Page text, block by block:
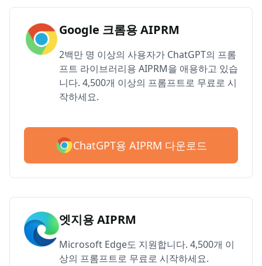
Google 크롬용 AIPRM
2백만 명 이상의 사용자가 ChatGPT의 프롬
프트 라이브러리용 AIPRM을 애용하고 있습
니다. 4,500개 이상의 프롬프트로 무료로 시
작하세요.
ChatGPT용 AIPRM 다운로드
엣지용 AIPRM
Microsoft Edge도 지원합니다. 4,500개 이
상의 프롬프트로 무료로 시작하세요.